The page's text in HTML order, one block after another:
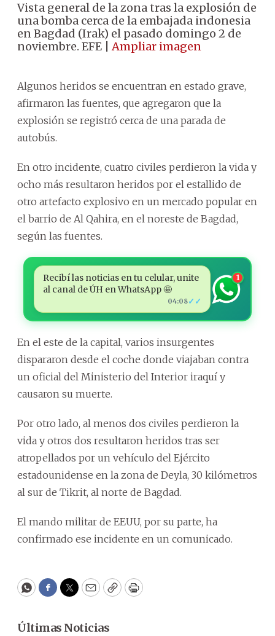
Vista general de la zona tras la explosión de
una bomba cerca de la embajada indonesia
en Bagdad (Irak) el pasado domingo 2 de
noviembre. EFE |Ampliar imagen
Algunos heridos se encuentran en estado grave,
afirmaron las fuentes, que agregaron que la
explosión se registró cerca de una parada de
autobús.
En otro incidente, cuatro civiles perdieron la vida y
ocho más resultaron heridos por el estallido de
otro artefacto explosivo en un mercado popular en
el barrio de Al Qahira, en el noreste de Bagdad,
según las fuentes.
Recibí las noticias en tu celular, unite
al canal de ÚH en WhatsApp 🤩
04:08✓✓
1
En el este de la capital, varios insurgentes
dispararon desde el coche donde viajaban contra
un oficial del Ministerio del Interior iraquí y
causaron su muerte.
Por otro lado, al menos dos civiles perdieron la
vida y otros dos resultaron heridos tras ser
atropellados por un vehículo del Ejército
estadounidense en la zona de Deyla, 30 kilómetros
al sur de Tikrit, al norte de Bagdad.
El mando militar de EEUU, por su parte, ha
confirmado ese incidente en un comunicado.
WhatsApp
Facebook
Twitter
EmailCopyPrint
Últimas Noticias